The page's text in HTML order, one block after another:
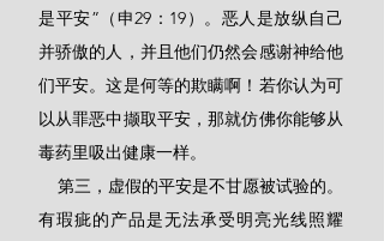
是平安”（申29：19）。恶人是放纵自己
并骄傲的人，并且他们仍然会感谢神给他
们平安。这是何等的欺瞒啊！若你认为可
以从罪恶中撷取平安，那就仿佛你能够从
毒药里吸出健康一样。
有瑕疵的产品是无法承受明亮光线照耀